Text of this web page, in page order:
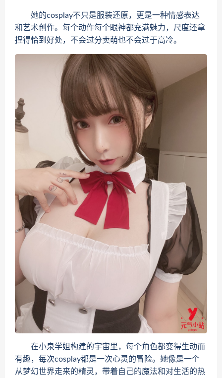
她的cosplay不只是服装还原，更是一种情感表达
和艺术创作。每个动作每个眼神都充满魅力，尺度还拿
捏得恰到好处，不会过分卖萌也不会过于高冷。
在小泉学姐构建的宇宙里，每个角色都变得生动而
有趣，每次cosplay都是一次心灵的冒险。她像是一个
从梦幻世界走来的精灵，带着自己的魔法和对生活的热